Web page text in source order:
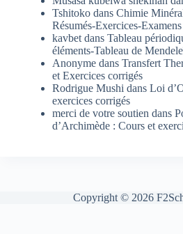
Tshitoko dans Chimie
Résumés-Exercices-Examens
kavbet dans Tableau
éléments-Tableau de
Anonyme dans Transfert
et Exercices corrigés
Rodrigue Mushi dans Loi
exercices corrigés
merci de votre soutien dans
d’Archimède : Cours et
Copyright © 2026